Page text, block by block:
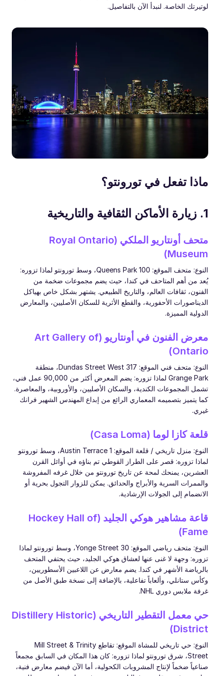
لوتيرتك الخاصة. لنبدأ الآن بالتفاصيل.
ماذا تفعل في تورونتو؟
1. زيارة الأماكن الثقافية والتاريخية
متحف أونتاريو الملكي (Royal Ontario
Museum)
النوع: متحف الموقع: 100 Queens Park، وسط تورونتو لماذا تزوره:
يُعد من أهم المتاحف في كندا، حيث يضم مجموعات ضخمة من
الفنون، ثقافات العالم، والتاريخ الطبيعي. يشتهر بشكل خاص بهياكل
الديناصورات الأحفورية، والقطع الأثرية للسكان الأصليين، والمعارض
الدولية المميزة.
معرض الفنون في أونتاريو (Art Gallery of
Ontario)
النوع: متحف فني الموقع: 317 Dundas Street West، منطقة
Grange Park لماذا تزوره: يضم المعرض أكثر من 90,000 عمل فني،
تشمل المجموعات الكندية، والسكان الأصليين، والأوروبية، والمعاصرة.
كما يتميز بتصميمه المعماري الرائع من إبداع المهندس الشهير فرانك
غيري.
قلعة كازا لوما (Casa Loma)
النوع: منزل تاريخي / قلعة الموقع: 1 Austin Terrace، وسط تورونتو
لماذا تزوره: قصر على الطراز القوطي تم بناؤه في أوائل القرن
العشرين، يمنحك لمحة عن تاريخ تورونتو من خلال غرفه المفروشة
والممرات السرية والأبراج والحدائق. يمكن للزوار التجول بحرية أو
الانضمام إلى الجولات الإرشادية.
قاعة مشاهير هوكي الجليد (Hockey Hall of
Fame)
النوع: متحف رياضي الموقع: 30 Yonge Street، وسط تورونتو لماذا
تزوره: وجهة لا غنى عنها لعشاق هوكي الجليد، حيث يحتفي المتحف
بالرياضة الأشهر في كندا. يضم معارض عن اللاعبين الأسطوريين،
وكأس ستانلي، وألعاباً تفاعلية، بالإضافة إلى نسخة طبق الأصل من
غرفة ملابس دوري NHL.
حي معمل التقطير التاريخي (Distillery Historic
District)
النوع: حي تاريخي للمشاة الموقع: تقاطع Mill Street & Trinity
Street، شرق تورونتو لماذا تزوره: كان هذا المكان في السابق مجمعاً
صناعياً ضخماً لإنتاج المشروبات الكحولية، أما الآن فيضم معارض فنية،